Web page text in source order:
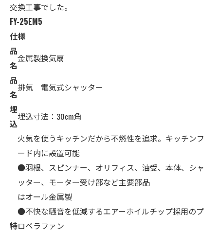
交換工事でした。
FY-25EM5
仕様
品
名
金属製換気扇
品
名
排気 電気式シャッター
埋
込
埋込寸法：30cm角
特
火気を使うキッチンだから不燃性を追求。キッチンフ
ード内に設置可能
●羽根、スピンナー、オリフィス、油受、本体、シャ
ッター、モーター受け部など主要部品
はオール金属製
●不快な騒音を低減するエアーホイルチップ採用のプ
ロペラファン